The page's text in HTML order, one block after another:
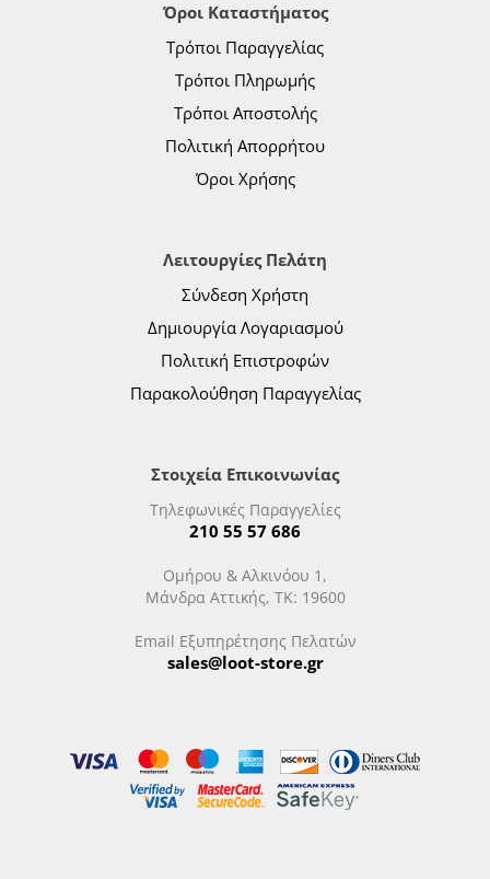
Όροι Καταστήματος
Τρόποι Παραγγελίας
Τρόποι Πληρωμής
Τρόποι Αποστολής
Πολιτική Απορρήτου
Όροι Χρήσης
Λειτουργίες Πελάτη
Σύνδεση Χρήστη
Δημιουργία Λογαριασμού
Πολιτική Επιστροφών
Παρακολούθηση Παραγγελίας
Στοιχεία Επικοινωνίας
Τηλεφωνικές Παραγγελίες
210 55 57 686
Ομήρου & Αλκινόου 1,
Μάνδρα Αττικής, ΤΚ: 19600
Email Εξυπηρέτησης Πελατών
sales@loot-store.gr